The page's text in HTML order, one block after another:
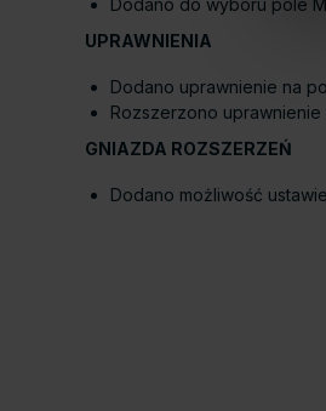
Dodano do wyboru pole
UPRAWNIENIA
Dodano uprawnienie na
Rozszerzono
GNIAZDA ROZSZERZEŃ
Dodano możliwość